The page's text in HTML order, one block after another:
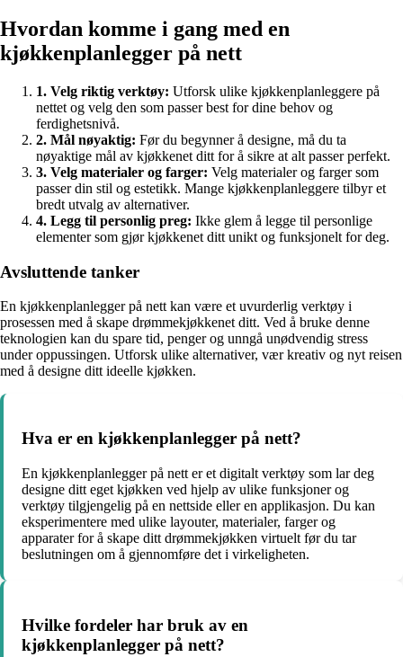
Hvordan komme i gang med en
kjøkkenplanlegger på nett
1. Velg riktig verktøy: Utforsk ulike kjøkkenplanleggere på
nettet og velg den som passer best for dine behov og
ferdighetsnivå.
2. Mål nøyaktig: Før du begynner å designe, må du ta
nøyaktige mål av kjøkkenet ditt for å sikre at alt passer perfekt.
3. Velg materialer og farger: Velg materialer og farger som
passer din stil og estetikk. Mange kjøkkenplanleggere tilbyr et
bredt utvalg av alternativer.
4. Legg til personlig preg: Ikke glem å legge til personlige
elementer som gjør kjøkkenet ditt unikt og funksjonelt for deg.
Avsluttende tanker
En kjøkkenplanlegger på nett kan være et uvurderlig verktøy i
prosessen med å skape drømmekjøkkenet ditt. Ved å bruke denne
teknologien kan du spare tid, penger og unngå unødvendig stress
under oppussingen. Utforsk ulike alternativer, vær kreativ og nyt reisen
med å designe ditt ideelle kjøkken.
Hva er en kjøkkenplanlegger på nett?
En kjøkkenplanlegger på nett er et digitalt verktøy som lar deg
designe ditt eget kjøkken ved hjelp av ulike funksjoner og
verktøy tilgjengelig på en nettside eller en applikasjon. Du kan
eksperimentere med ulike layouter, materialer, farger og
apparater for å skape ditt drømmekjøkken virtuelt før du tar
beslutningen om å gjennomføre det i virkeligheten.
Hvilke fordeler har bruk av en
kjøkkenplanlegger på nett?